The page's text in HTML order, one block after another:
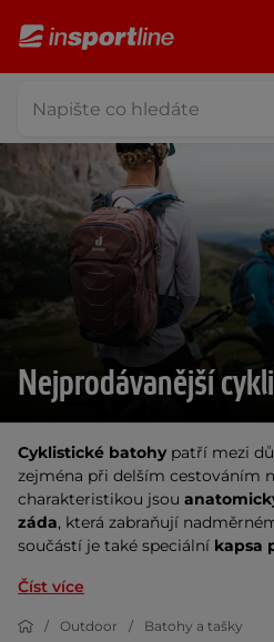
Nejprodávanější
Cyklistické batohypatří mezi
zejména při delším cestováním
charakteristikou jsou
záda, která zabraňují
součástí je také speciální kapsa
Číst více
Outdoor Batohy a tašky